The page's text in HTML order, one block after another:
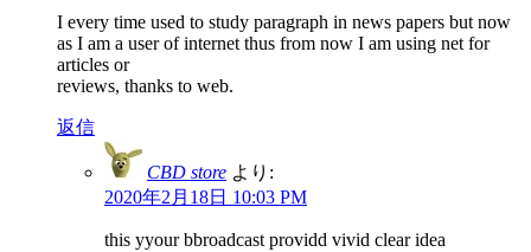
I every time used to study paragraph in news papers but now
as I am a user of internet thus from now I am using net for
articles or
reviews, thanks to web.
返信
CBD store より:
2020年2月18日 10:03 PM
this yyour bbroadcast providd vivid clear idea